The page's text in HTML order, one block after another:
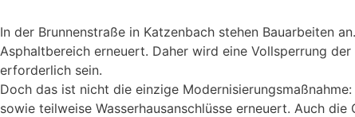
In der Brunnenstraße in Katzenbach stehen Bauarbeiten
Asphaltbereich erneuert. Daher wird eine Vollsperrung
erforderlich sein.
Doch das ist nicht die einzige
sowie teilweise Wasserhausanschlüsse erneuert. Auch